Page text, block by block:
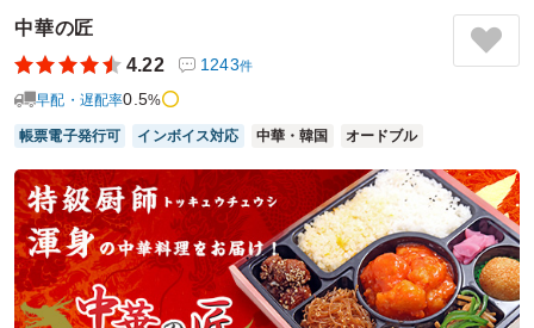
もやはり良いポイントだと思います！配送も時間通りで助か
るのでまた注文させていただきます。
ご利用シーン：ロケ・撮影
埼玉県新座市中野2023/09/23
幸福飯店の口コミをもっと見る
中華の匠
4.22
1243件
早配・遅配率0.5%
帳票電子発行可 インボイス対応 中華・韓国 オードブル